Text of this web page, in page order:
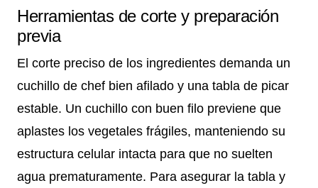
Herramientas de corte y preparación
previa
El corte preciso de los ingredientes demanda un
cuchillo de chef bien afilado y una tabla de picar
estable. Un cuchillo con buen filo previene que
aplastes los vegetales frágiles, manteniendo su
estructura celular intacta para que no suelten
agua prematuramente. Para asegurar la tabla y